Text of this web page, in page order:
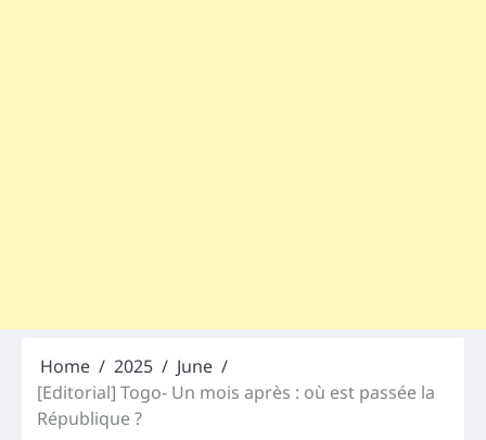
Home 2025
June
[Editorial] Togo- Un mois après : où est passée la
République ?